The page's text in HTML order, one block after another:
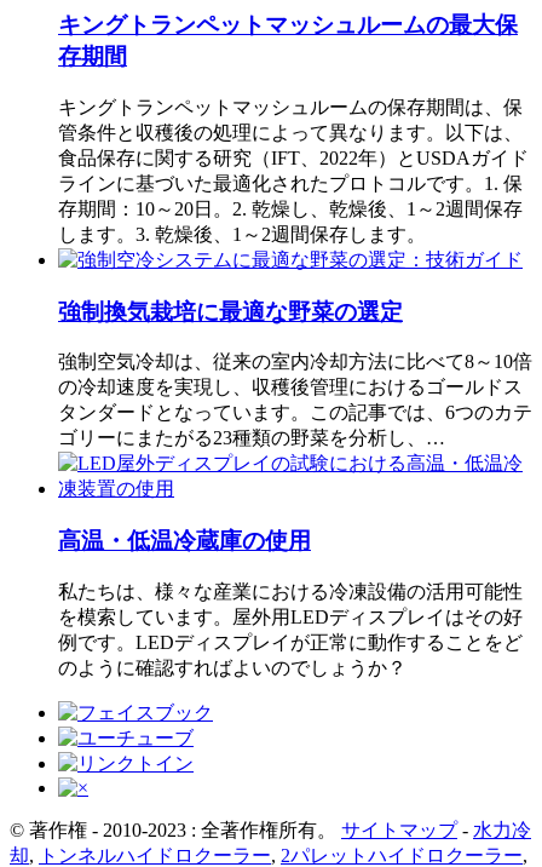
キングトランペットマッシュルームの最大保
存期間
キングトランペットマッシュルームの保存期間は、保
管条件と収穫後の処理によって異なります。以下は、
食品保存に関する研究（IFT、2022年）とUSDAガイド
ラインに基づいた最適化されたプロトコルです。1. 保
存期間：10～20日。2. 乾燥し、乾燥後、1～2週間保存
します。3. 乾燥後、1～2週間保存します。
強制換気栽培に最適な野菜の選定
強制空気冷却は、従来の室内冷却方法に比べて8～10倍
の冷却速度を実現し、収穫後管理におけるゴールドス
タンダードとなっています。この記事では、6つのカテ
ゴリーにまたがる23種類の野菜を分析し、…
高温・低温冷蔵庫の使用
私たちは、様々な産業における冷凍設備の活用可能性
を模索しています。屋外用LEDディスプレイはその好
例です。LEDディスプレイが正常に動作することをど
のように確認すればよいのでしょうか？
© 著作権 - 2010-2023 : 全著作権所有。 サイトマップ- 水力冷
却, トンネルハイドロクーラー, 2パレットハイドロクーラー,